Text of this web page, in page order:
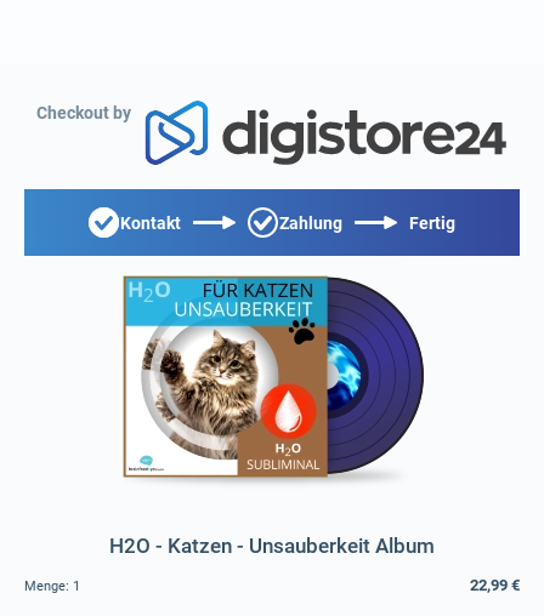
Checkout by
Kontakt Zahlung Fertig
H2O - Katzen - Unsauberkeit Album
Menge: 1 22,99 €